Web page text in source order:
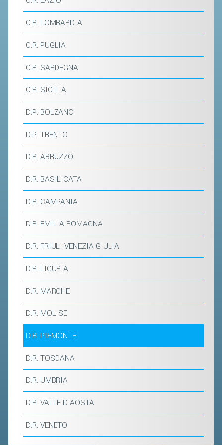
C.R. LOMBARDIA
C.R. PUGLIA
C.R. SARDEGNA
C.R. SICILIA
D.P. BOLZANO
D.P. TRENTO
D.R. ABRUZZO
D.R. BASILICATA
D.R. CAMPANIA
D.R. EMILIA-ROMAGNA
D.R. FRIULI VENEZIA GIULIA
D.R. LIGURIA
D.R. MARCHE
D.R. MOLISE
D.R. PIEMONTE
D.R. TOSCANA
D.R. UMBRIA
D.R. VALLE D'AOSTA
D.R. VENETO
ATLETI D'INTERESSE NAZIONALE
COMMISSIONE ATLETI
CONVENZIONI
ACCEDI AL TESSERAMENTO ON
ASSICURAZIONE
CALENDARIO
EVENTI INTERNAZIONALI